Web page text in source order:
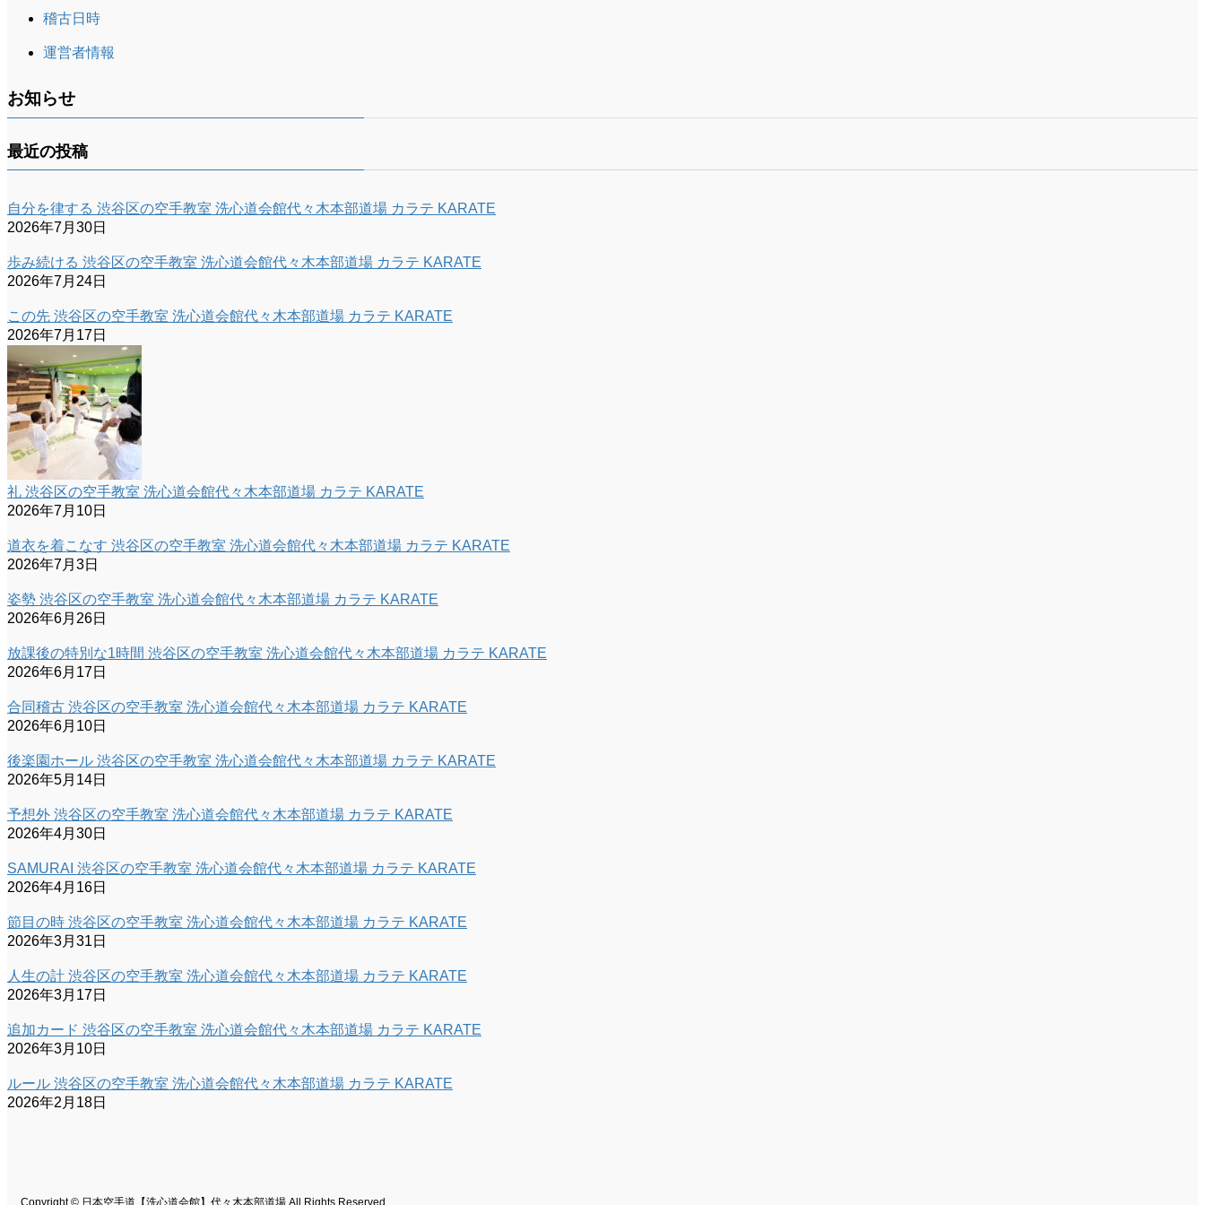
稽古日時
運営者情報
お知らせ
最近の投稿
自分を律する 渋谷区の空手教室 洗心道会館代々木本部道場 カラテ KARATE
2026年7月30日
歩み続ける 渋谷区の空手教室 洗心道会館代々木本部道場 カラテ KARATE
2026年7月24日
この先 渋谷区の空手教室 洗心道会館代々木本部道場 カラテ KARATE
2026年7月17日
礼 渋谷区の空手教室 洗心道会館代々木本部道場 カラテ KARATE
2026年7月10日
道衣を着こなす 渋谷区の空手教室 洗心道会館代々木本部道場 カラテ KARATE
2026年7月3日
姿勢 渋谷区の空手教室 洗心道会館代々木本部道場 カラテ KARATE
2026年6月26日
放課後の特別な1時間 渋谷区の空手教室 洗心道会館代々木本部道場 カラテ KARATE
2026年6月17日
合同稽古 渋谷区の空手教室 洗心道会館代々木本部道場 カラテ KARATE
2026年6月10日
後楽園ホール 渋谷区の空手教室 洗心道会館代々木本部道場 カラテ KARATE
2026年5月14日
予想外 渋谷区の空手教室 洗心道会館代々木本部道場 カラテ KARATE
2026年4月30日
SAMURAI 渋谷区の空手教室 洗心道会館代々木本部道場 カラテ KARATE
2026年4月16日
節目の時 渋谷区の空手教室 洗心道会館代々木本部道場 カラテ KARATE
2026年3月31日
人生の計 渋谷区の空手教室 洗心道会館代々木本部道場 カラテ KARATE
2026年3月17日
追加カード 渋谷区の空手教室 洗心道会館代々木本部道場 カラテ KARATE
2026年3月10日
ルール 渋谷区の空手教室 洗心道会館代々木本部道場 カラテ KARATE
2026年2月18日